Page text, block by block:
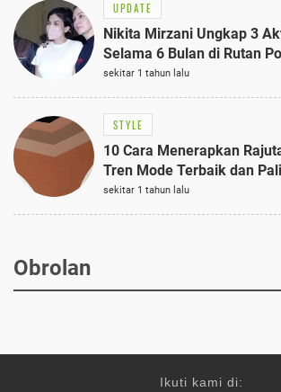
UPDATE
Nikita Mirzani Ungkap 3
Selama 6 Bulan di Rutan
Terungkap!
sekitar 1 tahun lalu
STYLE
10 Cara Menerapkan
Tren Mode Terbaik dan
sekitar 1 tahun lalu
Obrolan
Ikuti kami di: